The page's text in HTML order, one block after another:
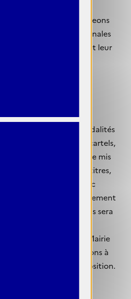
cette condition, la
Nous encourageons
des œuvres originales
reflétant leur talent et leur
et Vernissage
responsable de la
exposés et réalisera
selon les modalités
ultérieurement. Des cartels,
incombe, devront être mis
le public des titres,
vos photographies, avec
court d'accompagnement
production des cartels sera
salons Aguado de la Mairie
Nous vous aiderons à
de votre exposition.
en charge ni la
réception,